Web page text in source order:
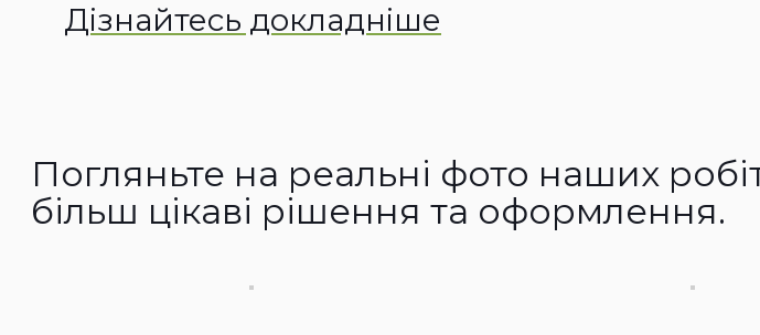
Дізнайтесь докладніше
Погляньте на реальні фото наших
більш цікаві рішення та оформлення.